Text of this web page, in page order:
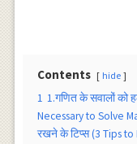
Contents hide
1 1.गणित के सवालों
Necessary to Solve
रखने के टिप्स (3 Tips